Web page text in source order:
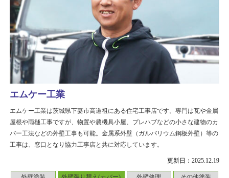
更新日：2025.12.19
エムケー工業
エムケー工業は茨城県下妻市高道祖にある住宅工事店です。専門は瓦や金属
屋根や雨樋工事ですが、物置や農機具小屋、プレハブなどの小さな建物のカ
バー工法などの外壁工事も可能。金属系外壁（ガルバリウム鋼板外壁）等の
工事は、窓口となり協力工事店と共に対応しています。